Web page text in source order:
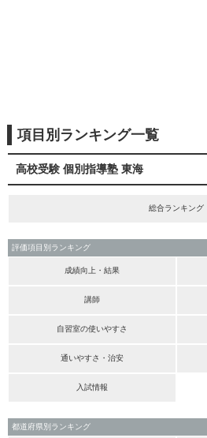
項目別ランキング一覧
高校受験 個別指導塾 東海
総合ランキング
評価項目別ランキング
成績向上・結果
講師
自習室の使いやすさ
通いやすさ・治安
入試情報
都道府県別ランキング